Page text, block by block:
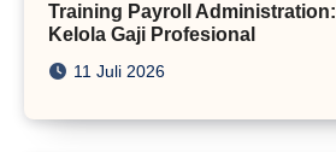
Training Payroll Administration:
Kelola Gaji Profesional
11 Juli 2026